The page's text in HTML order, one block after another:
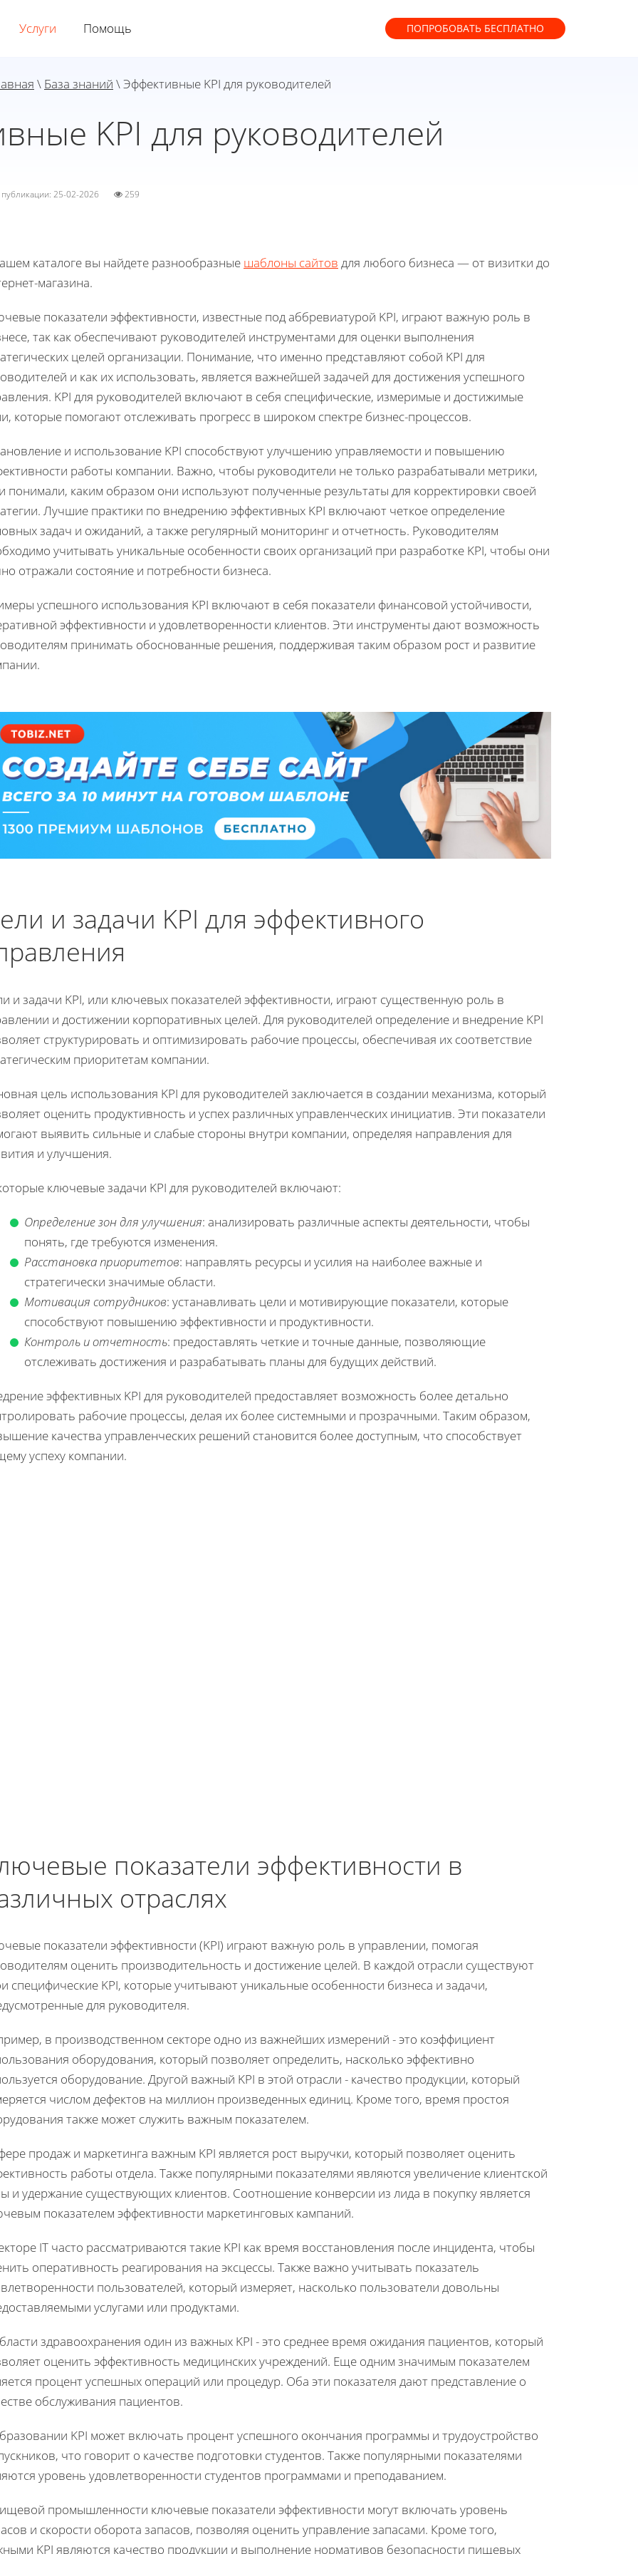
Услуги Помощь ПОПРОБОВАТЬ БЕСПЛАТНО
\ База знаний \ Эффективные KPI для руководителей
KPI для руководителей
публикации: 25-02-2026 259
каталоге вы найдете разнообразные шаблоны сайтов для любого бизнеса — от визитки до
магазина.
показатели эффективности, известные под аббревиатурой KPI, играют важную роль в
так как обеспечивают руководителей инструментами для оценки выполнения
целей организации. Понимание, что именно представляют собой KPI для
и как их использовать, является важнейшей задачей для достижения успешного
KPI для руководителей включают в себя специфические, измеримые и достижимые
которые помогают отслеживать прогресс в широком спектре бизнес-процессов.
и использование KPI способствуют улучшению управляемости и повышению
работы компании. Важно, чтобы руководители не только разрабатывали метрики,
понимали, каким образом они используют полученные результаты для корректировки своей
Лучшие практики по внедрению эффективных KPI включают четкое определение
задач и ожиданий, а также регулярный мониторинг и отчетность. Руководителям
учитывать уникальные особенности своих организаций при разработке KPI, чтобы они
отражали состояние и потребности бизнеса.
успешного использования KPI включают в себя показатели финансовой устойчивости,
эффективности и удовлетворенности клиентов. Эти инструменты дают возможность
принимать обоснованные решения, поддерживая таким образом рост и развитие
и задачи KPI для эффективного
и задачи KPI, или ключевых показателей эффективности, играют существенную роль в
и достижении корпоративных целей. Для руководителей определение и внедрение KPI
структурировать и оптимизировать рабочие процессы, обеспечивая их соответствие
приоритетам компании.
цель использования KPI для руководителей заключается в создании механизма, который
оценить продуктивность и успех различных управленческих инициатив. Эти показатели
выявить сильные и слабые стороны внутри компании, определяя направления для
и улучшения.
ключевые задачи KPI для руководителей включают:
Определение зон для улучшения: анализировать различные аспекты деятельности, чтобы
понять, где требуются изменения.
Расстановка приоритетов: направлять ресурсы и усилия на наиболее важные и
стратегически значимые области.
Мотивация сотрудников: устанавливать цели и мотивирующие показатели, которые
способствуют повышению эффективности и продуктивности.
Контроль и отчетность: предоставлять четкие и точные данные, позволяющие
отслеживать достижения и разрабатывать планы для будущих действий.
эффективных KPI для руководителей предоставляет возможность более детально
рабочие процессы, делая их более системными и прозрачными. Таким образом,
качества управленческих решений становится более доступным, что способствует
успеху компании.
показатели эффективности в
отраслях
показатели эффективности (KPI) играют важную роль в управлении, помогая
оценить производительность и достижение целей. В каждой отрасли существуют
специфические KPI, которые учитывают уникальные особенности бизнеса и задачи,
для руководителя.
в производственном секторе одно из важнейших измерений - это коэффициент
оборудования, который позволяет определить, насколько эффективно
оборудование. Другой важный KPI в этой отрасли - качество продукции, который
числом дефектов на миллион произведенных единиц. Кроме того, время простоя
также может служить важным показателем.
продаж и маркетинга важным KPI является рост выручки, который позволяет оценить
работы отдела. Также популярными показателями являются увеличение клиентской
и удержание существующих клиентов. Соотношение конверсии из лида в покупку является
показателем эффективности маркетинговых кампаний.
IT часто рассматриваются такие KPI как время восстановления после инцидента, чтобы
оперативность реагирования на эксцессы. Также важно учитывать показатель
пользователей, который измеряет, насколько пользователи довольны
услугами или продуктами.
здравоохранения один из важных KPI - это среднее время ожидания пациентов, который
оценить эффективность медицинских учреждений. Еще одним значимым показателем
процент успешных операций или процедур. Оба эти показателя дают представление о
обслуживания пациентов.
KPI может включать процент успешного окончания программы и трудоустройство
что говорит о качестве подготовки студентов. Также популярными показателями
уровень удовлетворенности студентов программами и преподаванием.
промышленности ключевые показатели эффективности могут включать уровень
и скорости оборота запасов, позволяя оценить управление запасами. Кроме того,
KPI являются качество продукции и выполнение нормативов безопасности пищевых